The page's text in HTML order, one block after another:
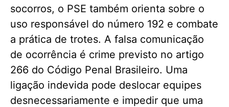
socorros, o PSE também orienta sobre o
uso responsável do número 192 e combate
a prática de trotes. A falsa comunicação
de ocorrência é crime previsto no artigo
266 do Código Penal Brasileiro. Uma
ligação indevida pode deslocar equipes
desnecessariamente e impedir que uma